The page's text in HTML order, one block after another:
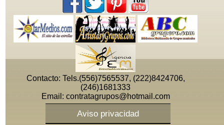
Contacto: Tels.(556)7565537, (222)8424706,
(246)1681333
Email: contratagrupos@hotmail.com
Aviso privacidad